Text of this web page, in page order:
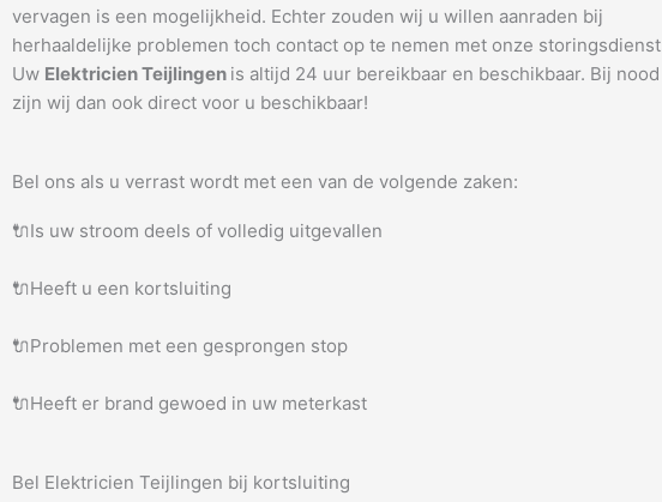
vervagen is een mogelijkheid. Echter zouden wij u willen aanraden bij
herhaaldelijke problemen toch contact op te nemen met onze
Uw Elektricien Teijlingen is altijd 24 uur bereikbaar en beschikbaar. Bij nood
zijn wij dan ook direct voor u beschikbaar!
Bel ons als u verrast wordt met een van de volgende zaken:
🔌Is uw stroom deels of volledig uitgevallen
🔌Heeft u een kortsluiting
🔌Problemen met een gesprongen stop
🔌Heeft er brand gewoed in uw meterkast
Bel Elektricien Teijlingen bij kortsluiting